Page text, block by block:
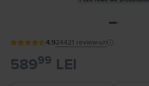
4.924421 review-uri
58999 LEI